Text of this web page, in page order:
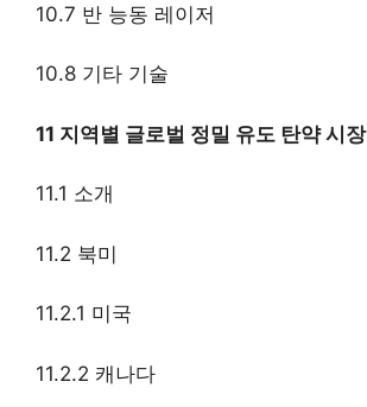
10.7 반 능동 레이저
10.8 기타 기술
11 지역별 글로벌 정밀 유도 탄약 시장
11.1 소개
11.2 북미
11.2.1 미국
11.2.2 캐나다